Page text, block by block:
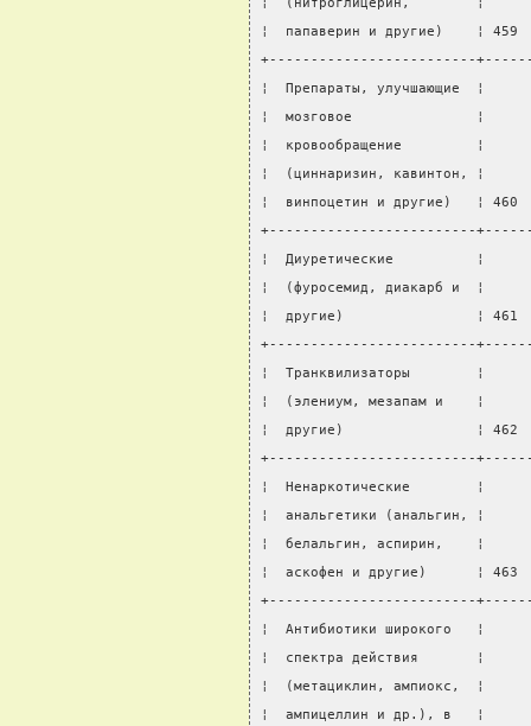
¦  папаверин и другие)
+-------------------------
¦  Препараты,
¦  мозговое               ¦
¦  кровообращение
¦  (циннаризин,
¦  винпоцетин и другие)
+-------------------------
¦  Диуретические
¦  (фуросемид, диакарб
¦  другие)                ¦
+-------------------------
¦  Транквилизаторы
¦  (элениум, мезапам и
¦  другие)                ¦
+-------------------------
¦  Ненаркотические
¦  анальгетики
¦  белальгин, аспирин,
¦  аскофен и другие)
+-------------------------
¦  Антибиотики
¦  спектра действия
¦  (метациклин,
¦  ампицеллин и др.), в